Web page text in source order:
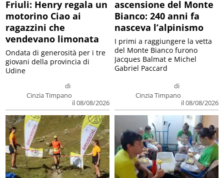
Friuli: Henry regala un
motorino Ciao ai
ragazzini che
vendevano limonata
di
Cinzia Timpano
il 08/08/2026
Ondata di generosità per i tre
giovani della provincia di
Udine
ascensione del Monte
Bianco: 240 anni fa
nasceva l’alpinismo
di
Cinzia Timpano
il 08/08/2026
I primi a raggiungere la vetta
del Monte Bianco furono
Jacques Balmat e Michel
Gabriel Paccard